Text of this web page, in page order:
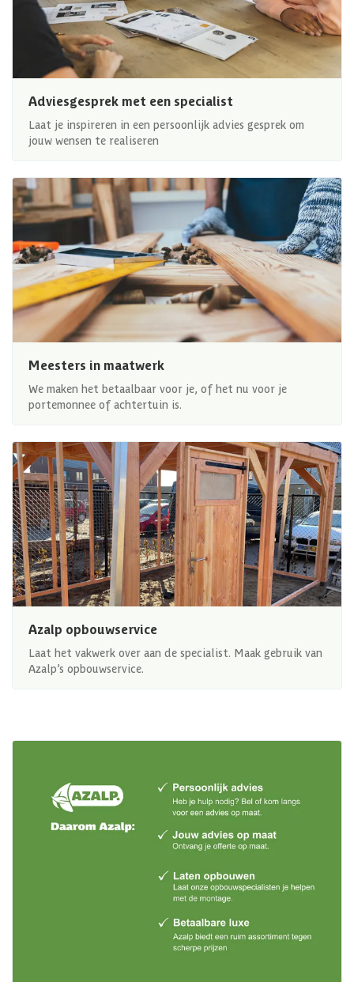
Adviesgesprek met een specialist
Laat je inspireren in een persoonlijk advies gesprek om
jouw wensen te realiseren
Meesters in maatwerk
We maken het betaalbaar voor je, of het nu voor je
portemonnee of achtertuin is.
Azalp opbouwservice
Laat het vakwerk over aan de specialist. Maak gebruik van
Azalp’s opbouwservice.